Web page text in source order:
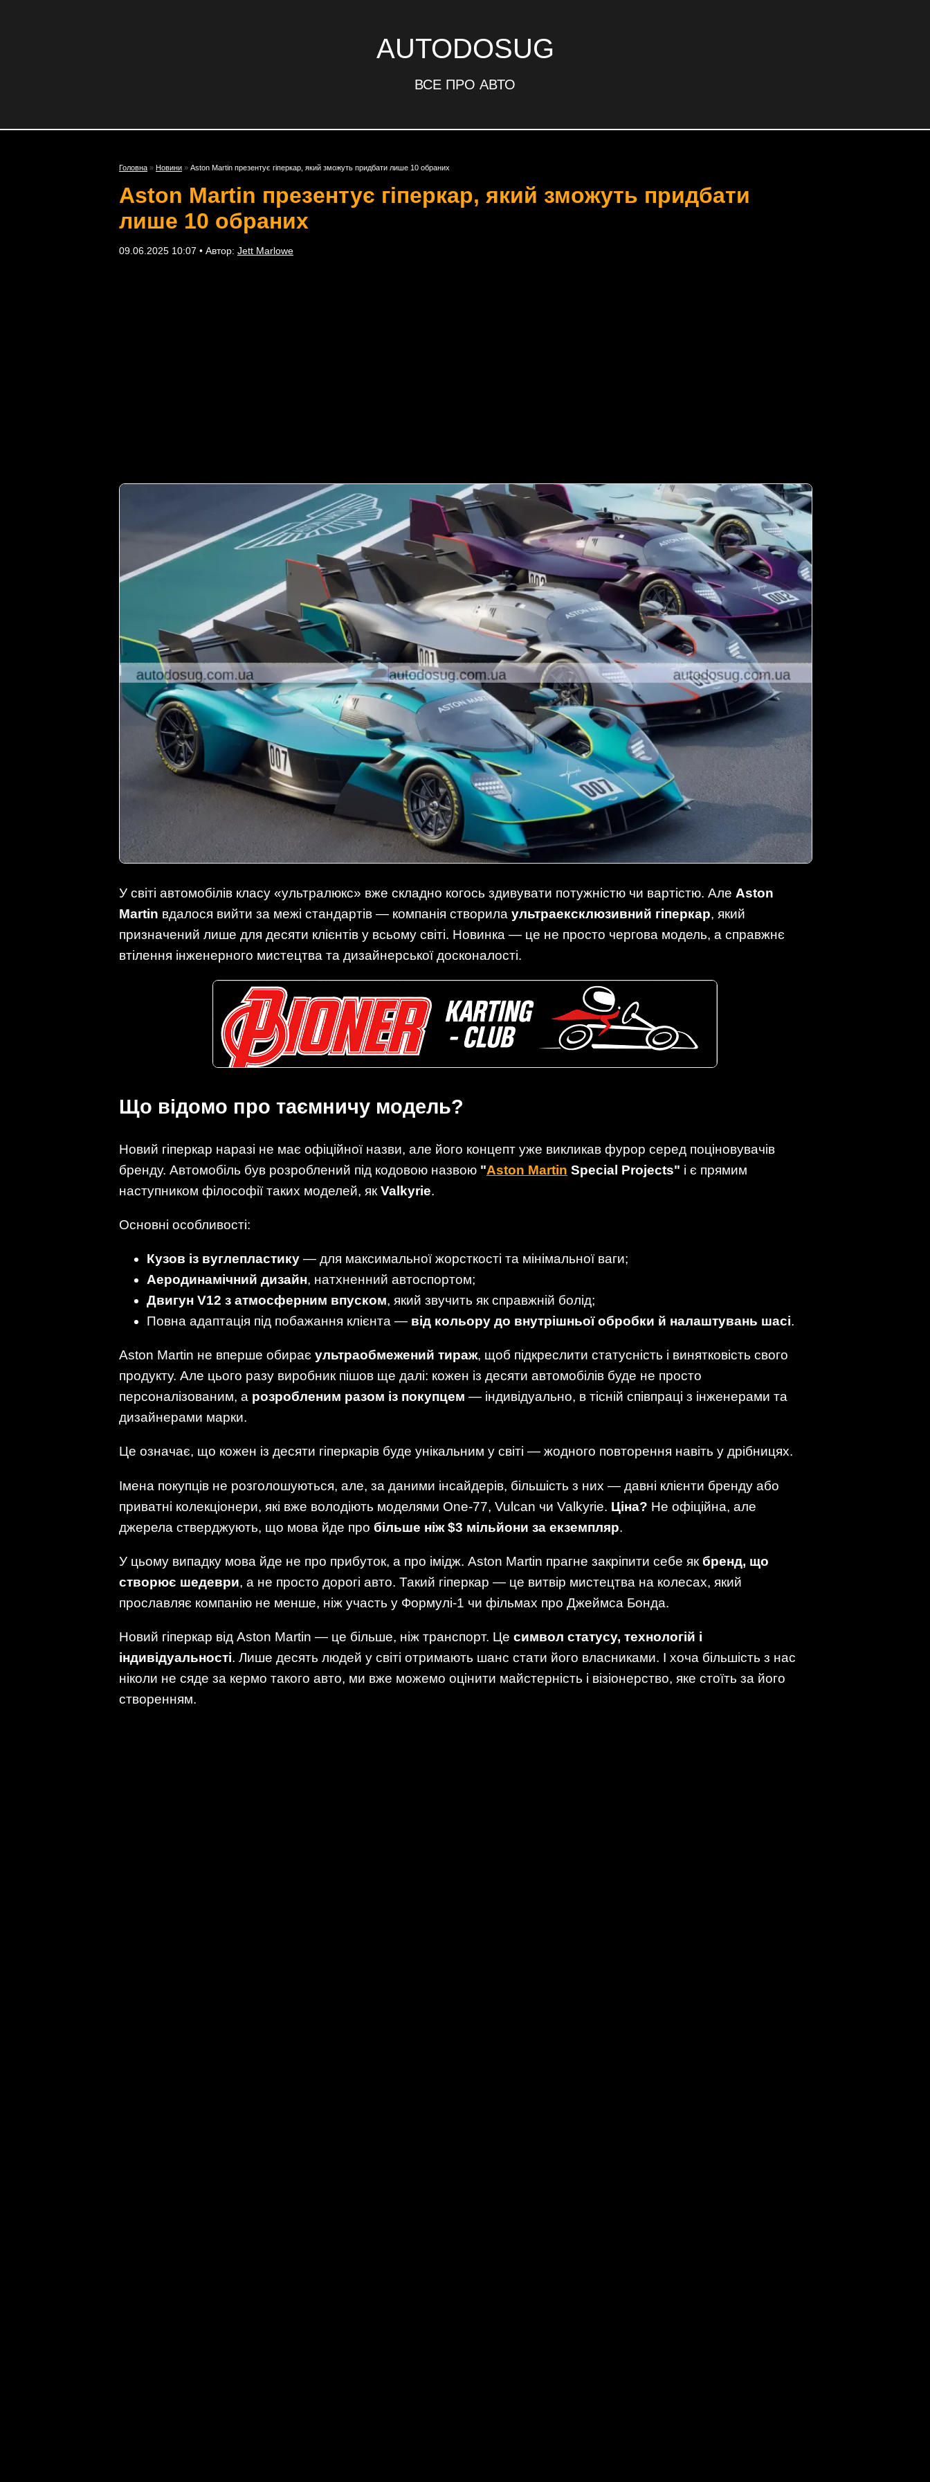
AUTODOSUG
ВСЕ ПРО АВТО
Головна » Новини » Aston Martin презентує гіперкар, який зможуть придбати лише 10 обраних
Aston Martin презентує гіперкар, який зможуть придбати
лише 10 обраних
09.06.2025 10:07 • Автор: Jett Marlowe
У світі автомобілів класу «ультралюкс» вже складно когось здивувати потужністю чи вартістю. Але Aston
Martin вдалося вийти за межі стандартів — компанія створила ультраексклюзивний гіперкар, який
призначений лише для десяти клієнтів у всьому світі. Новинка — це не просто чергова модель, а справжнє
втілення інженерного мистецтва та дизайнерської досконалості.
Що відомо про таємничу модель?
Новий гіперкар наразі не має офіційної назви, але його концепт уже викликав фурор серед поціновувачів
бренду. Автомобіль був розроблений під кодовою назвою "Aston Martin Special Projects" і є прямим
наступником філософії таких моделей, як Valkyrie.
Основні особливості:
Кузов із вуглепластику — для максимальної жорсткості та мінімальної ваги;
Аеродинамічний дизайн, натхненний автоспортом;
Двигун V12 з атмосферним впуском, який звучить як справжній болід;
Повна адаптація під побажання клієнта — від кольору до внутрішньої обробки й налаштувань шасі.
Aston Martin не вперше обирає ультраобмежений тираж, щоб підкреслити статусність і винятковість свого
продукту. Але цього разу виробник пішов ще далі: кожен із десяти автомобілів буде не просто
персоналізованим, а розробленим разом із покупцем — індивідуально, в тісній співпраці з інженерами та
дизайнерами марки.
Це означає, що кожен із десяти гіперкарів буде унікальним у світі — жодного повторення навіть у дрібницях.
Імена покупців не розголошуються, але, за даними інсайдерів, більшість з них — давні клієнти бренду або
приватні колекціонери, які вже володіють моделями One-77, Vulcan чи Valkyrie. Ціна? Не офіційна, але
джерела стверджують, що мова йде про більше ніж $3 мільйони за екземпляр.
У цьому випадку мова йде не про прибуток, а про імідж. Aston Martin прагне закріпити себе як бренд, що
створює шедеври, а не просто дорогі авто. Такий гіперкар — це витвір мистецтва на колесах, який
прославляє компанію не менше, ніж участь у Формулі-1 чи фільмах про Джеймса Бонда.
Новий гіперкар від Aston Martin — це більше, ніж транспорт. Це символ статусу, технологій і
індивідуальності. Лише десять людей у світі отримають шанс стати його власниками. І хоча більшість з нас
ніколи не сяде за кермо такого авто, ми вже можемо оцінити майстерність і візіонерство, яке стоїть за його
створенням.